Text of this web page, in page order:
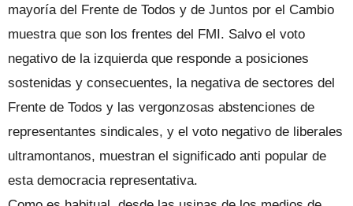
mayoría del Frente de Todos y de Juntos por el Cambio
muestra que son los frentes del FMI. Salvo el voto
negativo de la izquierda que responde a posiciones
sostenidas y consecuentes, la negativa de sectores del
Frente de Todos y las vergonzosas abstenciones de
representantes sindicales, y el voto negativo de liberales
ultramontanos, muestran el significado anti popular de
esta democracia representativa.